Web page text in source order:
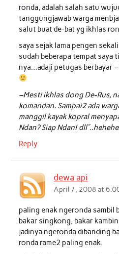
k
p
n
ronda, adalah salah satu
tanggungjawab warga
salut buat de-bat yg ikhlas
saya sejak lama pengen
sudah beberapa tempat saya
nya…adaji petugas berbayar
–Mesti ikhlas dong De-Rus,
komandan. Sampai2 ada
manggil kayak kopral
Ndan? Siap Ndan!
Reply
dewa api
April 7, 2008 at
paling enak ngeronda sambil
bakar singkong, bakar
jadinya ngeronda dibanding
ronda rame2 paling enak.